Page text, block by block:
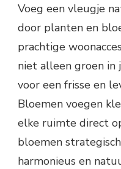
Voeg een vleugje
door planten en
prachtige
niet alleen groen in
voor een frisse en
Bloemen voegen
elke ruimte direct
bloemen
harmonieus en